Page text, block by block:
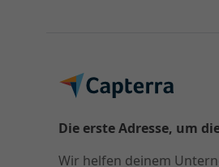
Die erste Adresse, um
Wir helfen deinem